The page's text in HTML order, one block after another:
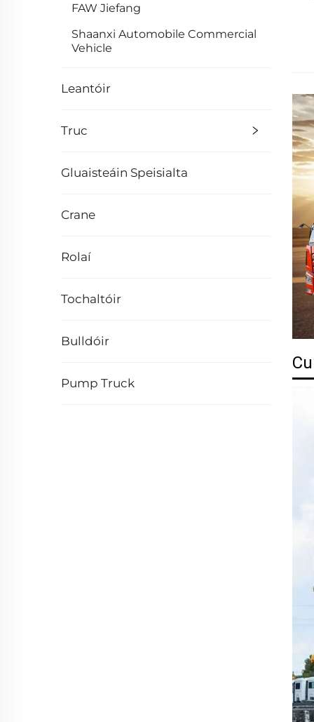
FAW Jiefang
Shaanxi Automobile Commercial
Vehicle
Leantóir
Truc
Gluaisteáin Speisialta
Crane
Rolaí
Tochaltóir
Bulldóir
Pump Truck